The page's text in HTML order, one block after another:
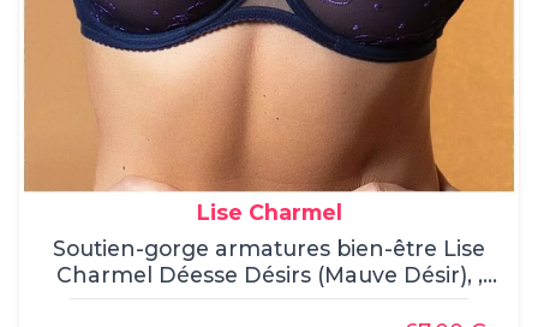
Lise Charmel
Soutien-gorge armatures bien-être Lise
Charmel Déesse Désirs (Mauve Désir), ,
Soutien-Gorge Emboitant, Lise Charmel, ,